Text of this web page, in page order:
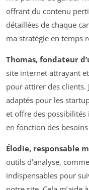
offrant du contenu
détaillées de chaque
ma stratégie en temps
Thomas, fondateur
site internet attrayant
pour attirer des clients.
adaptés pour les
et offre des
en fonction des
Élodie, responsable
outils d’analyse,
indispensables pour